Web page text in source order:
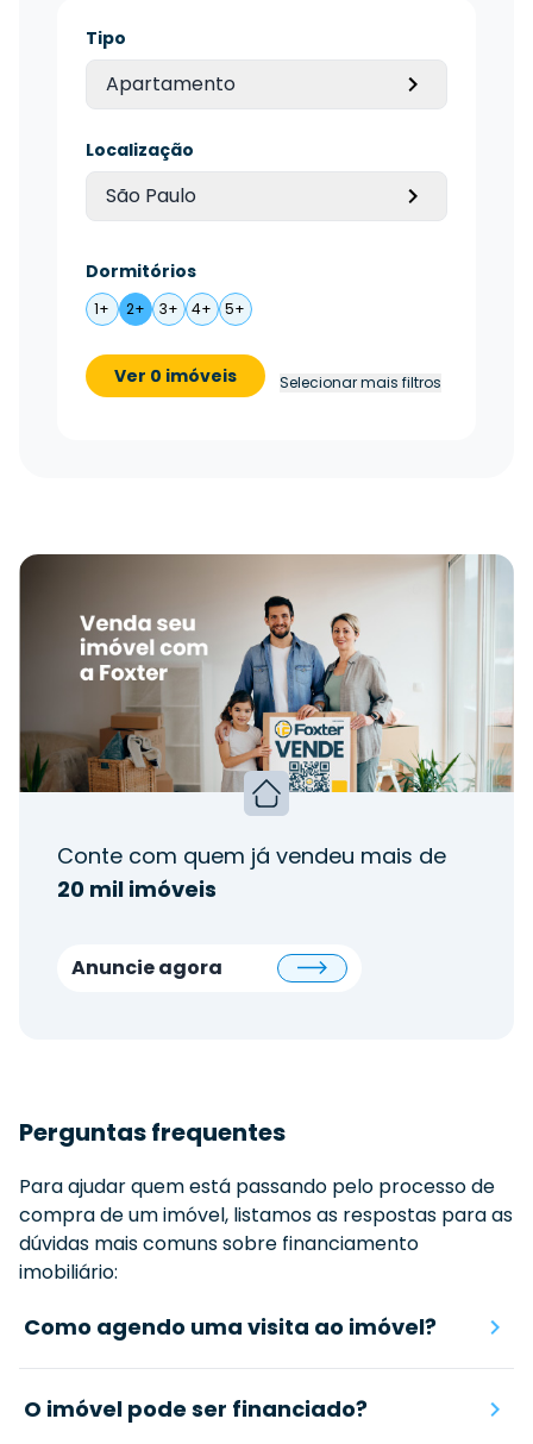
Tipo
Apartamento
Localização
São Paulo
Dormitórios
1+ 2+ 3+ 4+ 5+
Ver 0 imóveis Selecionar mais filtros
Conte com quem já vendeu mais de
20 mil imóveis
Anuncie agora
Perguntas frequentes
Para ajudar quem está passando pelo processo de
compra de um imóvel, listamos as respostas para as
dúvidas mais comuns sobre financiamento
imobiliário:
Como agendo uma visita ao imóvel?
O imóvel pode ser financiado?